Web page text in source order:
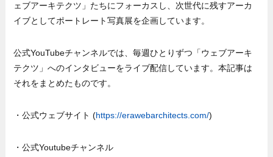
ェブアーキテクツ」たちにフォーカスし、次世代に残すアーカ
イブとしてポートレート写真展を企画しています。
公式YouTubeチャンネルでは、毎週ひとりずつ「ウェブアーキ
テクツ」へのインタビューをライブ配信しています。本記事は
それをまとめたものです。
・公式ウェブサイト (https://erawebarchitects.com/)
・公式Youtubeチャンネル